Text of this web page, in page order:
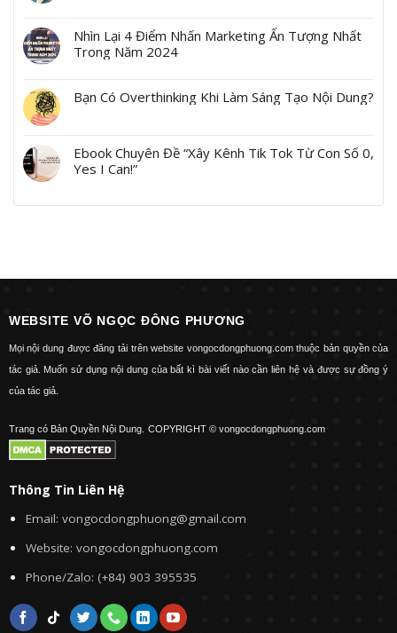
Nhìn Lại 4 Điểm Nhấn Marketing Ấn Tượng Nhất
Trong Năm 2024
Bạn Có Overthinking Khi Làm Sáng Tạo Nội Dung?
Ebook Chuyên Đề “Xây Kênh Tik Tok Từ Con Số 0,
Yes I Can!”
WEBSITE VÕ NGỌC ĐÔNG PHƯƠNG
Mọi nội dung được đăng tải trên website vongocdongphuong.com thuộc bản quyền của
tác giả. Muốn sử dụng nội dung của bất kì bài viết nào cần liên hệ và được sự đồng ý
của tác giả.
Trang có Bản Quyền Nội Dung. COPYRIGHT © vongocdongphuong.com
Thông Tin Liên Hệ
Email: vongocdongphuong@gmail.com
Website: vongocdongphuong.com
Phone/Zalo: (+84) 903 395535